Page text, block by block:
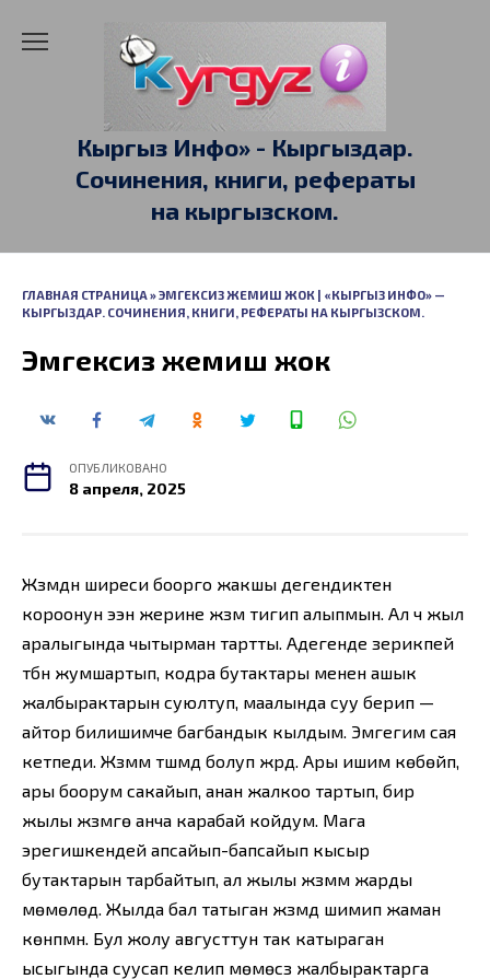
Кыргыз Инфо» - Кыргыздар.
Сочинения, книги, рефераты
на кыргызском.
ГЛАВНАЯ СТРАНИЦА»ЭМГЕКСИЗ ЖЕМИШ ЖОК | «КЫРГЫЗ ИНФО» —
КЫРГЫЗДАР. СОЧИНЕНИЯ, КНИГИ, РЕФЕРАТЫ НА КЫРГЫЗСКОМ.
Эмгексиз жемиш жок
ОПУБЛИКОВАНО
8 апреля, 2025
Жүзүмдүн ширеси боорго жакшы дегендиктен
короонун ээн жерине жүзүм тигип алыпмын. Ал үч жыл
аралыгында чытырман тартты. Адегенде зерикпей
түбүн жумшартып, кодра бутактары менен ашык
жалбырактарын суюлтуп, маалында суу берип —
айтор билишимче багбандык кылдым. Эмгегим сая
кетпеди. Жүзүмүм түшүмдүү болуп жүрдү. Ары ишим көбөйүп,
ары боорум сакайып, анан жалкоо тартып, бир
жылы жүзүмгө анча карабай койдум. Мага
эрегишкендей апсайып-бапсайып кысыр
бутактарын тарбайтып, ал жылы жүзүмүм жарды
мөмөлөдү. Жылда бал татыган жүзүмдү шимип жаман
көнүпмүн. Бул жолу августтун так катыраган
ысыгында суусап келип мөмөсүз жалбырактарга